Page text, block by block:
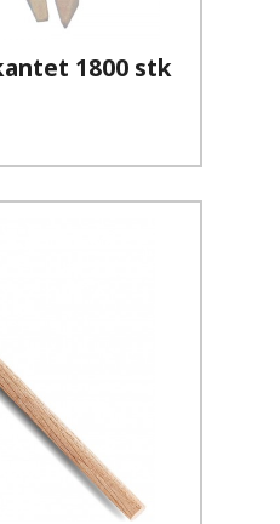
1800 stk